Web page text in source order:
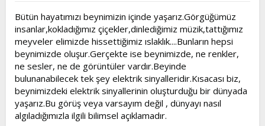
l
t
a
n
a
r
i
h
i
Bütün hayatımızı beynimizin içinde yaşarız.Görgüğümüz
insanlar,kokladığımız çiçekler,dinlediğimiz müzik,tattığımız
meyveler elimizde hissettiğimiz ıslaklık....Bunların hepsi
beynimizde oluşur.Gerçekte ise beynimizde, ne renkler,
ne sesler, ne de görüntüler vardır.Beyinde
bulunanabilecek tek şey elektrik sinyalleridir.Kısacası biz,
beynimizdeki elektrik sinyallerinin oluşturduğu bir dünyada
yaşarız.Bu görüş veya varsayım değil , dünyayı nasıl
algıladığımızla ilgili bilimsel açıklamadır.